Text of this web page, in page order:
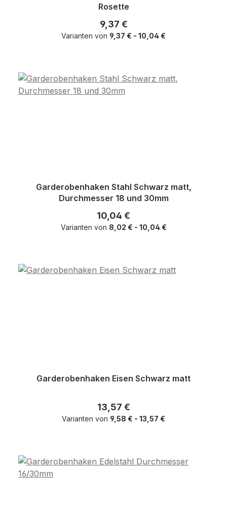
Rosette
Regulärer Preis:
9,37 €
Varianten von 9,37 € - 10,04 €
Garderobenhaken Stahl Schwarz matt,
Durchmesser 18 und 30mm
Regulärer Preis:
10,04 €
Varianten von 8,02 € - 10,04 €
Garderobenhaken Eisen Schwarz matt
Regulärer Preis:
13,57 €
Varianten von 9,58 € - 13,57 €